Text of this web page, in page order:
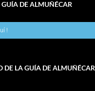
GUÍA DE ALMUÑÉCAR
DE LA GUÍA DE ALMUÑÉCAR